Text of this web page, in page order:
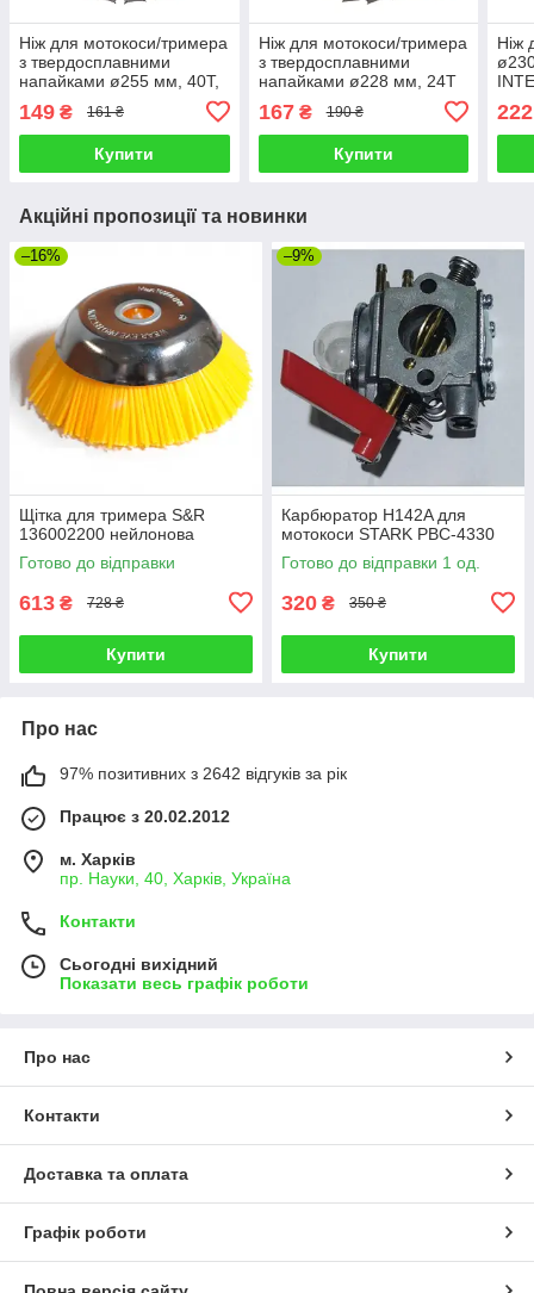
Ніж для мотокоси/тримера
з твердосплавними
напайками ø255 мм, 40T,
двосторонній INTERTOOL
DT-2351
149 ₴ 161 ₴
Купити
Ніж для мотокоси/тримера
з твердосплавними
напайками ø228 мм, 24T
167₴ 190 ₴
Купити
Ніж
222
Акційні пропозиції та новинки
–16%
Щітка для тримера S&R
136002200 нейлонова
Готово до відправки
613 ₴ 728 ₴
Купити
–9%
Карбюратор H142A для
мотокоси STARK PBC-4330
Готово до відправки 1 од.
320 ₴ 350 ₴
Купити
Про нас
97% позитивних з 2642 відгуків за рік
Працює з 20.02.2012
м. Харків
пр. Науки, 40, Харків, Україна
Контакти
Сьогодні вихідний
Показати весь графік роботи
Про нас
Контакти
Доставка та оплата
Графік роботи